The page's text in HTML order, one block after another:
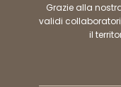
Grazie alla
validi
il